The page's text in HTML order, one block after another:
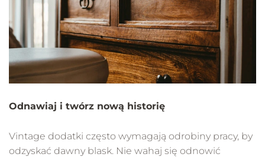
Odnawiaj i twórz nową historię
Vintage dodatki często wymagają odrobiny pracy, by
odzyskać dawny blask. Nie wahaj się odnowić